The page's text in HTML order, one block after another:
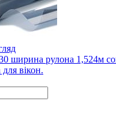
ширина рулона 1,524м
вікон.